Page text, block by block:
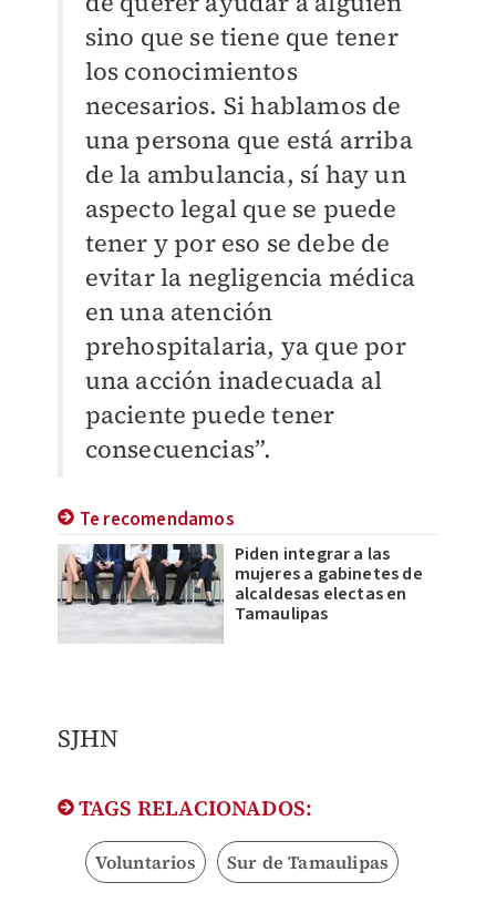
sino que se tiene que tener
los conocimientos
necesarios. Si hablamos de
una persona que está arriba
de la ambulancia, sí hay un
aspecto legal que se puede
tener y por eso se debe de
evitar la negligencia médica
en una atención
prehospitalaria, ya que por
una acción inadecuada al
paciente puede tener
consecuencias”.
Te recomendamos
Piden integrar a las
mujeres a gabinetes de
alcaldesas electas en
Tamaulipas
SJHN
TAGS RELACIONADOS:
Voluntarios Sur de Tamaulipas